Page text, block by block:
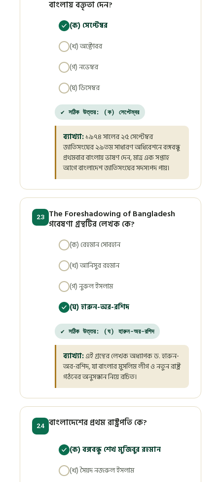
বাংলায় বক্তৃতা দেন?
(ক) সেপ্টেম্বর
(খ) অক্টোবর
(গ) নভেম্বর
(ঘ) ডিসেম্বর
✔ সঠিক উত্তর: (ক) সেপ্টেম্বর
ব্যাখ্যা:১৯৭৪ সালের ২৫ সেপ্টেম্বর
জাতিসংঘের ২৯তম সাধারণ অধিবেশনে বঙ্গবন্ধু
প্রথমবার বাংলায় ভাষণ দেন, মাত্র এক সপ্তাহ
আগে বাংলাদেশ জাতিসংঘের সদস্যপদ পায়।
23 The Foreshadowing of Bangladesh
গবেষণা গ্রন্থটির লেখক কে?
(ক) রেহমান সোবহান
(খ) আনিসুর রহমান
(গ) নুরুল ইসলাম
(ঘ) হারুন-অর-রশিদ
✔ সঠিক উত্তর: (ঘ) হারুন-অর-রশিদ
ব্যাখ্যা:এই গ্রন্থের লেখক অধ্যাপক ড. হারুন-
অর-রশিদ, যা বাংলার মুসলিম লীগ ও নতুন রাষ্ট্র
গঠনের অনুসন্ধান নিয়ে রচিত।
24 বাংলাদেশের প্রথম রাষ্ট্রপতি কে?
(ক) বঙ্গবন্ধু শেখ মুজিবুর রহমান
(খ) সৈয়দ নজরুল ইসলাম